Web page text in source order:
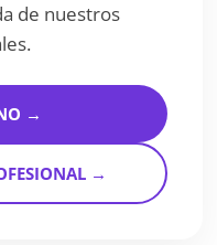
de nuestros
→
→